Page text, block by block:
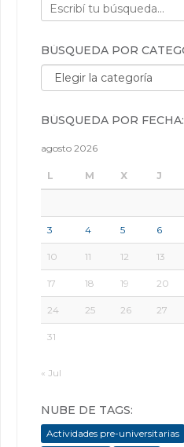
BÚSQUEDA POR
Búsqueda por categorías:
BÚSQUEDA POR FECHA:
agosto 2026
L M X J
3 4 5 6
10 11 12 13
17 18 19 20
24 25 26 27
31
« Jul
NUBE DE TAGS:
Actividades pre-universitarias